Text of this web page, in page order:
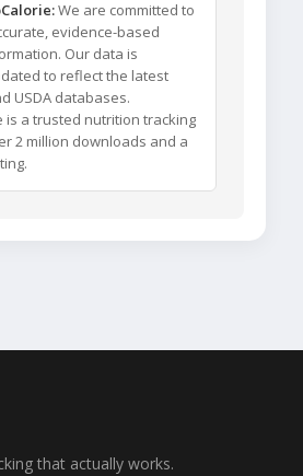
We are committed to
evidence-based
Our data is
to reflect the latest
USDA databases.
is a trusted nutrition tracking
2 million downloads and a
that actually works.